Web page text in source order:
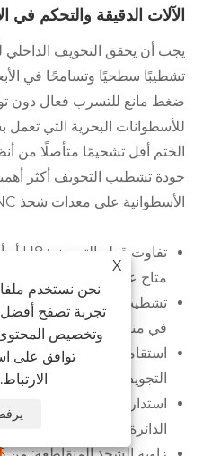
الآلات الدقيقة والتحكم في
يجب أن يحقق التجويف الداخلي
تشطيبًا سطحيًا وتسامحًا في
ضغط مانع للتسرب فعال دون
الختم أقل تشحيمًا متأصلًا من
جودة تشطيب التجويف أكثر
الأسطوانية على معدات شحذ CNC مخصصة تحقق ما يلي:
متاح عند الطلب
في منطقة ملامسة الختم
التجويف الكامل
الدائرة الحقيقية
X
نحن نستخدم
تجربة تصفح
وتخصيص المحتوى.
توافق على
الارتباط.